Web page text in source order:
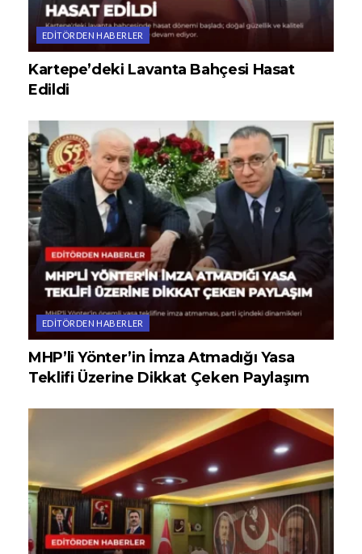
EDITÖRDEN HABERLER
Kartepe’deki Lavanta Bahçesi Hasat
Edildi
EDITÖRDEN HABERLER
MHP’li Yönter’in İmza Atmadığı Yasa
Teklifi Üzerine Dikkat Çeken Paylaşım